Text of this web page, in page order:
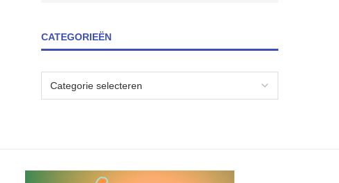
CATEGORIEËN